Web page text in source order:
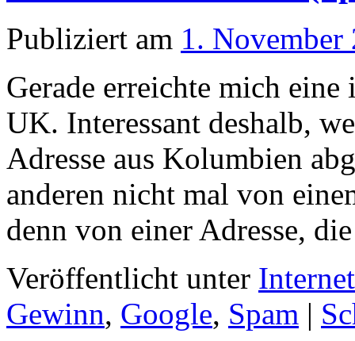
Publiziert am 1. November
Gerade erreichte mich
UK. Interessant deshalb,
Adresse aus Kolumbien
anderen nicht mal von
denn von einer Adresse,
Veröffentlicht unter
Gewinn, Google, Spam |